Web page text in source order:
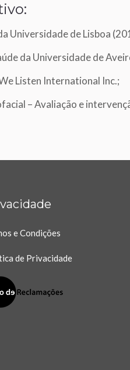
Universidade de Lisboa
da Universidade de
Listen International Inc.;
– Avaliação e
e Condições
de Privacidade